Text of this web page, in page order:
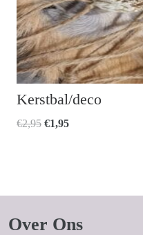
Kerstbal/deco
€2,95 Oorspronkelijke
€1,95Huidige
Over Ons